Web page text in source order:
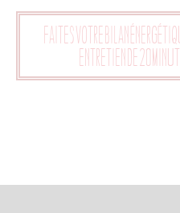
Faites votre bilan
entretien de 20